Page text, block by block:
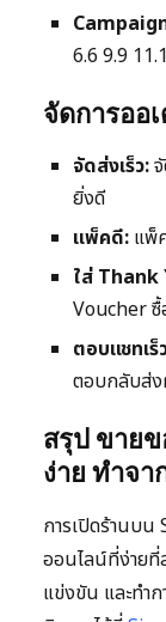
6.6 9.9
จัดการออ
จัดส่งเร็ว:
ยิ่งดี
แพ็คดี: แพ็
ใส่ Thank
Voucher
ตอบแชทเร็
ตอบกลับส่
สรุป ขาย
ง่าย ทำจา
การเปิดร้านบน
ออนไลน์ที่ง่ายที่
แข่งขัน และทำ